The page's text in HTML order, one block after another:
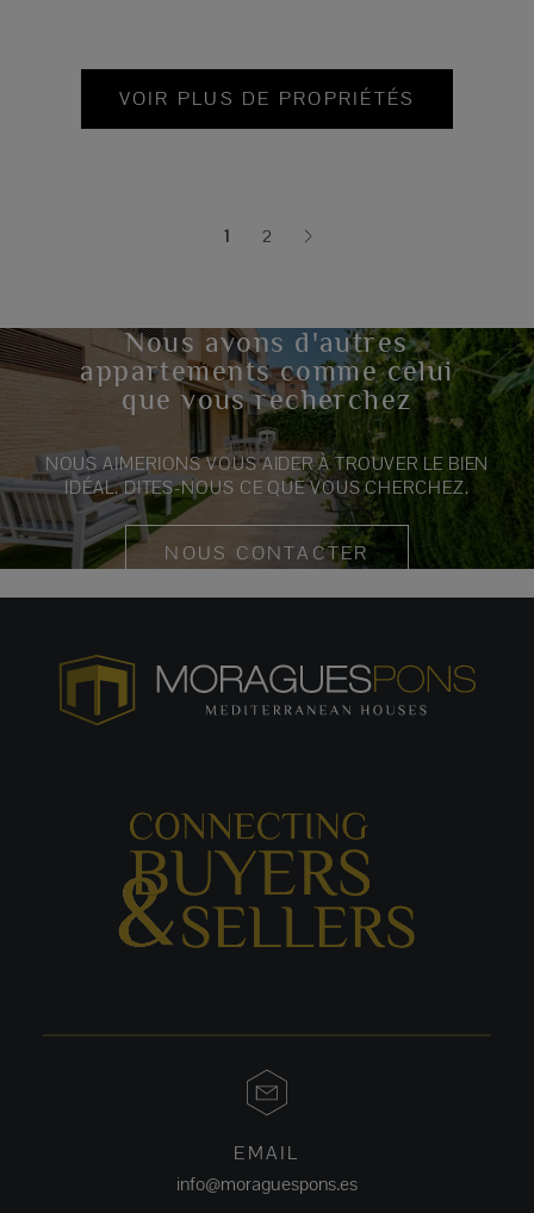
VOIR PLUS DE PROPRIÉTÉS
1(current)
2
Nous avons d'autres
appartements comme celui
que vous recherchez
NOUS AIMERIONS VOUS AIDER À TROUVER LE BIEN
IDÉAL. DITES-NOUS CE QUE VOUS CHERCHEZ.
NOUS CONTACTER
EMAIL
info@moraguespons.es